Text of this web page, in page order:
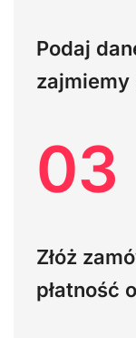
Podaj
zajmiemy
03
Złóż
płatność